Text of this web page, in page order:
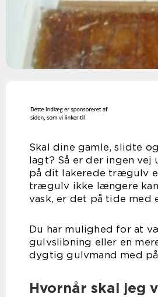
Skal dine gamle, slidte
lagt? Så er der ingen
på dit lakerede trægulv
trægulv ikke længere
vask, er det på tide med
Du har mulighed for at
gulvslibning eller en
dygtig gulvmand med
Hvornår skal jeg